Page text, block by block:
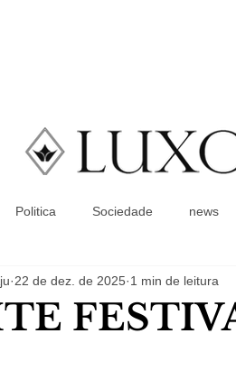
Politica Sociedade news
22 de dez. de 2025 1 min de leitura